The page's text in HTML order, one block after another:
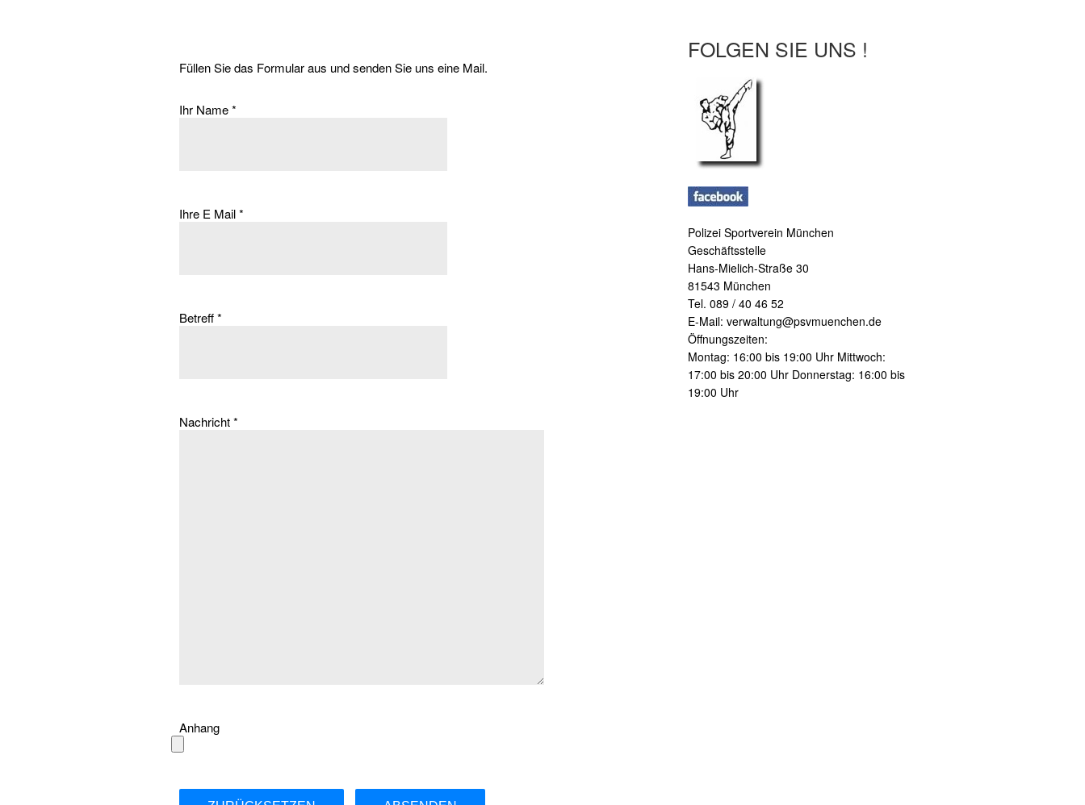
FOLGEN SIE UNS !
Polizei Sportverein München
Geschäftsstelle
Hans-Mielich-Straße 30
81543 München
Tel. 089 / 40 46 52
E-Mail: verwaltung@psvmuenchen.de
Öffnungszeiten:
Montag: 16:00 bis 19:00 Uhr Mittwoch:
17:00 bis 20:00 Uhr Donnerstag: 16:00 bis
19:00 Uhr
Füllen Sie das Formular aus und senden Sie uns eine Mail.
Ihr Name*
Ihre E Mail*
Betreff*
Nachricht*
Anhang